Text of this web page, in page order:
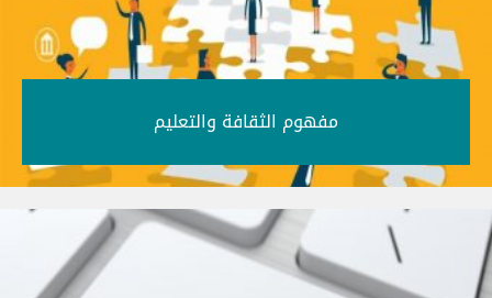
مفهوم الثقافة والتعليم‎